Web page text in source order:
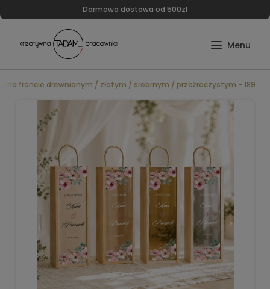
Darmowa dostawa od 500zł
na froncie drewnianym / złotym / srebrnym / przeźroczystym - 189